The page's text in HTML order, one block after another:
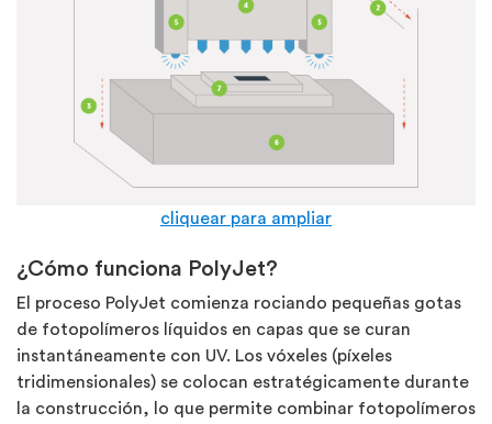
cliquear para ampliar
¿Cómo funciona PolyJet?
El proceso PolyJet comienza rociando pequeñas gotas
de fotopolímeros líquidos en capas que se curan
instantáneamente con UV. Los vóxeles (píxeles
tridimensionales) se colocan estratégicamente durante
la construcción, lo que permite combinar fotopolímeros